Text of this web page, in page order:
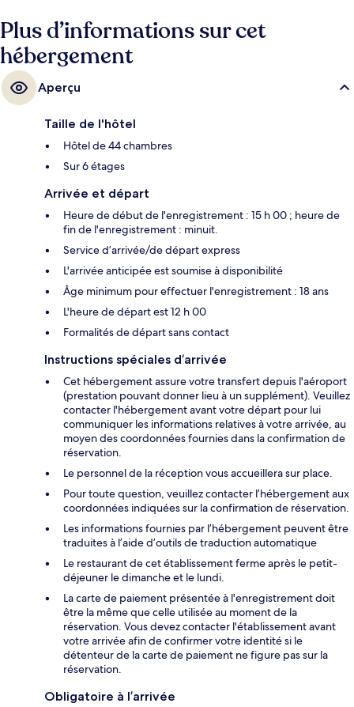
à 5 min et Station Velázquez, à 8 min.
Plus d’informations sur cet
hébergement
Aperçu
Taille de l'hôtel
Hôtel de 44 chambres
Sur 6 étages
Arrivée et départ
Heure de début de l'enregistrement : 15 h 00 ; heure de
fin de l'enregistrement : minuit.
Service d’arrivée/de départ express
L'arrivée anticipée est soumise à disponibilité
Âge minimum pour effectuer l'enregistrement : 18 ans
L'heure de départ est 12 h 00
Formalités de départ sans contact
Instructions spéciales d’arrivée
Cet hébergement assure votre transfert depuis l'aéroport
(prestation pouvant donner lieu à un supplément). Veuillez
contacter l'hébergement avant votre départ pour lui
communiquer les informations relatives à votre arrivée, au
moyen des coordonnées fournies dans la confirmation de
réservation.
Le personnel de la réception vous accueillera sur place.
Pour toute question, veuillez contacter l’hébergement aux
coordonnées indiquées sur la confirmation de réservation.
Les informations fournies par l’hébergement peuvent être
traduites à l’aide d’outils de traduction automatique
Le restaurant de cet établissement ferme après le petit-
déjeuner le dimanche et le lundi.
La carte de paiement présentée à l'enregistrement doit
être la même que celle utilisée au moment de la
réservation. Vous devez contacter l'établissement avant
votre arrivée afin de confirmer votre identité si le
détenteur de la carte de paiement ne figure pas sur la
réservation.
Obligatoire à l’arrivée